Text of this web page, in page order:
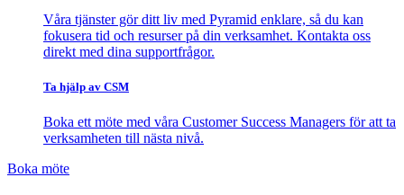
Våra tjänster gör ditt liv med Pyramid enklare, så du kan
fokusera tid och resurser på din verksamhet. Kontakta oss
direkt med dina supportfrågor.
Ta hjälp av CSM
Boka ett möte med våra Customer Success Managers för att ta
verksamheten till nästa nivå.
Boka möte